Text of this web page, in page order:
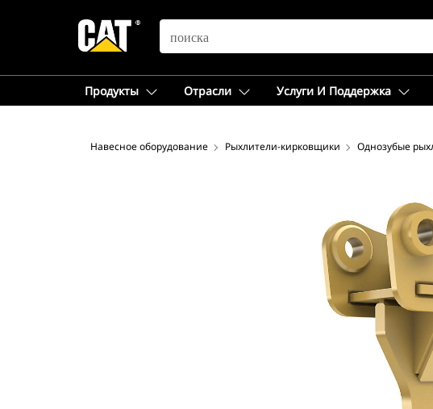
SEARCH
Продукты Отрасли Услуги И Поддержка
Навесное оборудование Рыхлители-кирковщики Однозубые